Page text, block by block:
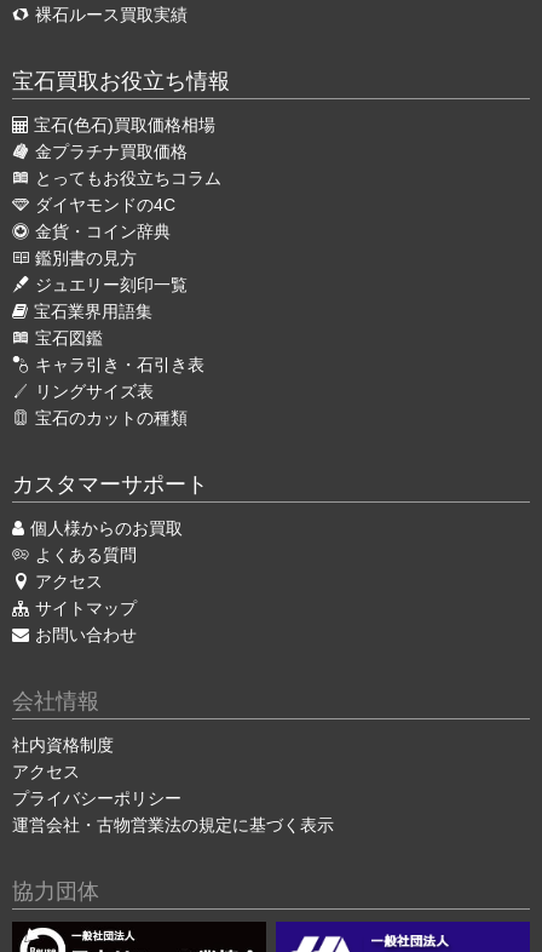
裸石ルース買取実績
宝石買取お役立ち情報
宝石(色石)買取価格相場
金プラチナ買取価格
とってもお役立ちコラム
ダイヤモンドの4C
金貨・コイン辞典
鑑別書の見方
ジュエリー刻印一覧
宝石業界用語集
宝石図鑑
キャラ引き・石引き表
リングサイズ表
宝石のカットの種類
カスタマーサポート
個人様からのお買取
よくある質問
アクセス
サイトマップ
お問い合わせ
会社情報
社内資格制度
アクセス
プライバシーポリシー
運営会社・古物営業法の規定に基づく表示
協力団体